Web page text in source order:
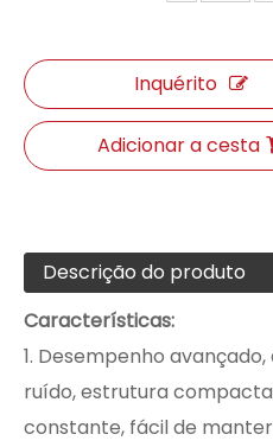
Inquérito
Adicionar a cesta
Descrição do produto
Características:
1. Desempenho
ruído, estrutura
constante, fácil de